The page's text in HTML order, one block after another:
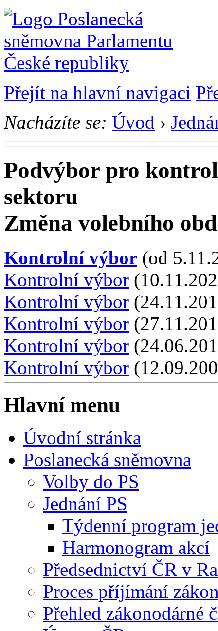
Přejít na hlavní navigaci
Nacházíte se: Úvod ›
Podvýbor pro
sektoru
Změna volebního
Kontrolní výbor (od
Kontrolní výbor
Kontrolní výbor
Kontrolní výbor
Kontrolní výbor
Kontrolní výbor
Hlavní menu
Úvodní stránka
Poslanecká sněmovna
Volby do PS
Jednání PS
Týdenní program
Harmonogram akcí
Předsednictví ČR v
Proces příjímání
Přehled zákonodárné